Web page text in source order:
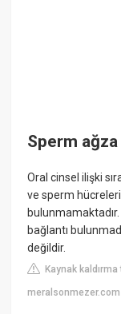
Sperm
Oral cinsel ilişki
ve sperm
bağlantı
değildir.
Kaynak
meralsonmezer.com